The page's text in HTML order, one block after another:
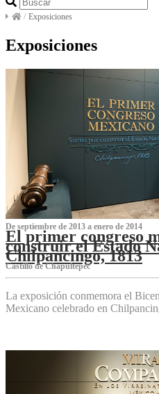
/ Exposiciones
Exposiciones
De septiembre de 2013 a enero de 2014
El primer congreso
construir el Estado
Chilpancingo, 1813
Castillo de Chapultepec
La exposición conmemora el
Mexicano celebrado en